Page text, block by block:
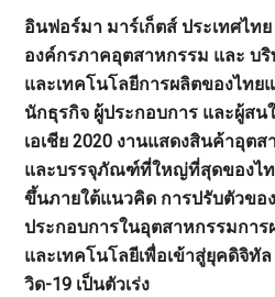
อินฟอร์มา มาร์เก็ตส์ ประเทศไท
องค์กรภาคอุตสาหกรรม และ บ
และเทคโนโลยีการผลิตของไทย
นักธุรกิจ ผู้ประกอบการ และผู้สน
เอเชีย 2020 งานแสดงสินค้าอุต
และบรรจุภัณฑ์ที่ใหญ่ที่สุดของไ
ขึ้นภายใต้แนวคิด การปรับตัวขอ
ประกอบการในอุตสาหกรรมกา
และเทคโนโลยีเพื่อเข้าสู่ยุคดิจิทั
วิด-19 เป็นตัวเร่ง